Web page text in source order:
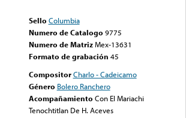
Sello Columbia
Numero de Catalogo 9775
Numero de Matriz Mex-13631
Formato de grabación 45
Compositor Charlo - Cadeicamo
Género Bolero Ranchero
Acompañamiento Con El Mariachi
Tenochtitlan De H. Aceves